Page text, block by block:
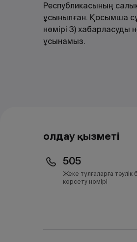
Республикасының
ұсынылған. Қосымша
нөмірі 3) хабарласуды
ұсынамыз.
Қолдау қызметі
505
Жеке тұлғаларға
көрсету нөмірі